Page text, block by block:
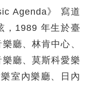
Agenda》 寫道
，1989 年生於臺
廳、林肯中心、
廳、莫斯科愛樂
室內樂廳、日內